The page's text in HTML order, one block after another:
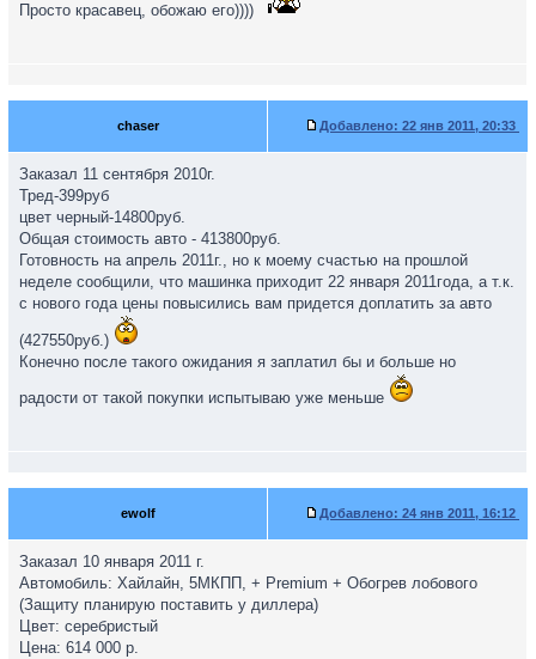
Просто красавец, обожаю его))))
chaser Добавлено: 22 янв 2011, 20:33
Заказал 11 сентября 2010г.
Тред-399руб
цвет черный-14800руб.
Общая стоимость авто - 413800руб.
Готовность на апрель 2011г., но к моему счастью на прошлой
неделе сообщили, что машинка приходит 22 января 2011года, а т.к.
с нового года цены повысились вам придется доплатить за авто
(427550руб.)
Конечно после такого ожидания я заплатил бы и больше но
радости от такой покупки испытываю уже меньше
ewolf Добавлено: 24 янв 2011, 16:12
Заказал 10 января 2011 г.
Автомобиль: Хайлайн, 5МКПП, + Premium + Обогрев лобового
(Защиту планирую поставить у диллера)
Цвет: серебристый
Цена: 614 000 р.